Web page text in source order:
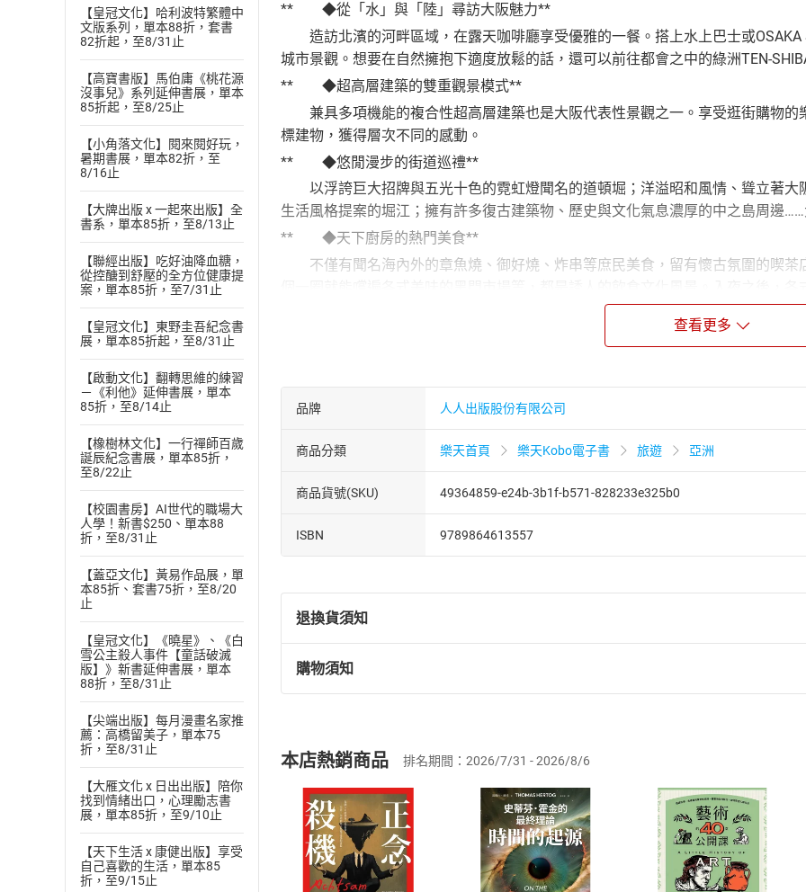
【皇冠文化】哈利波特繁體中
文版系列，單本88折，套書
82折起，至8/31止
【高寶書版】馬伯庸《桃花源
沒事兒》系列延伸書展，單本
85折起，至8/25止
【小角落文化】閱來閱好玩，
暑期書展，單本82折，至
8/16止
【大牌出版 x 一起來出版】全
書系，單本85折，至8/13止
【聯經出版】吃好油降血糖，
從控醣到舒壓的全方位健康提
案，單本85折，至7/31止
【皇冠文化】東野圭吾紀念書
展，單本85折起，至8/31止
【啟動文化】翻轉思維的練習
－《利他》延伸書展，單本
85折，至8/14止
【橡樹林文化】一行禪師百歲
誕辰紀念書展，單本85折，
至8/22止
【校園書房】AI世代的職場大
人學！新書$250、單本88
折，至8/31止
【蓋亞文化】黃易作品展，單
本85折、套書75折，至8/20
止
【皇冠文化】《曉星》、《白
雪公主殺人事件【童話破滅
版】》新書延伸書展，單本
88折，至8/31止
【尖端出版】每月漫畫名家推
薦：高橋留美子，單本75
折，至8/31止
【大雁文化 x 日出出版】陪你
找到情緒出口，心理勵志書
展，單本85折，至9/10止
【天下生活 x 康健出版】享受
自己喜歡的生活，單本85
折，至9/15止
** ◆從「水」與「陸」尋訪大阪魅力**
造訪北濱的河畔區域，在露天咖啡廳享受優雅的一餐。搭上水上巴士或OSAKA
城市景觀。想要在自然擁抱下適度放鬆的話，還可以前往都會之中的綠洲TEN-
** ◆超高層建築的雙重觀景模式**
兼具多項機能的複合性超高層建築也是大阪代表性景觀之一。享受逛街購物的
標建物，獲得層次不同的感動。
** ◆悠閒漫步的街道巡禮**
以浮誇巨大招牌與五光十色的霓虹燈聞名的道頓堀；洋溢昭和風情、聳立著大
生活風格提案的堀江；擁有許多復古建築物、歷史與文化氣息濃厚的中之島周邊
** ◆天下廚房的熱門美食**
不僅有聞名海內外的章魚燒、御好燒、炸串等庶民美食，留有懷古氛圍的喫茶
這座「商人之城」絕對能因應來自各方的多種需求。車站周邊的複合性商業設施
** ◆老少皆宜的親子同樂好去處**
樂；抑或是來到海遊館與可愛的生物碰面，在心靈獲得療癒的同時，也能認識生態
** ◆海納百川的藝術重鎮**
除了大阪市立美術館、阿倍野海闊天空美術館之外，還有大阪民藝館、國立民
時代下人類與社會發展的知性景點。配合旅程的心境，到不同領域的展館來趟非
登上太閤豐臣秀吉放眼天下霸業的大阪城天守閣，認識武家榮華興衰的歷程。
居民信仰息息相關的神社、寺院，補充正向能量並祈求祭神的庇佑、為自己帶來好
系列特色
** 1.**日本旅遊達人昭文社精心推薦
介紹最新、最熱門、最好玩的旅遊資訊！
以鮮豔的照片喚起旅行想像，羅列許多適合拍照打卡、繽紛可愛的景點與店家
查看更多
品牌 人人出版股份有限公司
商品分類 樂天首頁 樂天Kobo電子書 旅遊 亞洲
商品貨號(SKU) 49364859-e24b-3b1f-b571-828233e325b0
ISBN 9789864613557
退換貨須知
退換貨規定：
(一)依消費者保護法第19條第1項後段暨通訊交易解除權合理例外情事適用
(二)消費者訂購本店鋪之商品即代表知悉本店鋪所銷售之商品為電子書，
且已下載/存取電子書，不得請求退貨退款。
退貨方式：您欲取消訂單或辦理退貨時，請登入樂天市場，並於「我的訂單
貨」，本店鋪將依您的申請進行審核，待審核通過後將為您辦理退款事宜。
請注意，樂天市場須以整筆訂單為單位進行取消/退貨，恕無法以單支商品取
購物須知
挑選商品
Choose
放入購物車
Shopping cart
登入帳號
Login
購書後，如何開始使用？
本店熱銷商品 排名期間：2026/7/31 - 2026/8/6